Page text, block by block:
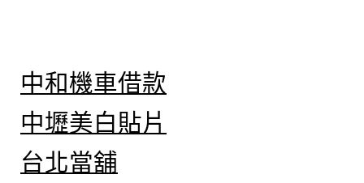
中和機車借款
中壢美白貼片
台北當舖